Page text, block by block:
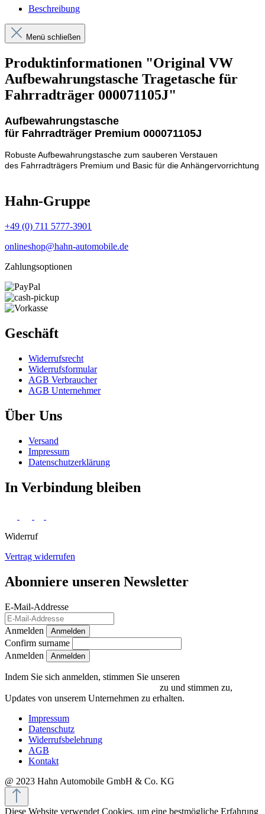
Beschreibung
Menü schließen
Produktinformationen "Original VW
Aufbewahrungstasche Tragetasche für
Fahrradträger 000071105J"
Aufbewahrungstasche
für Fahrradträger Premium 000071105J
Robuste Aufbewahrungstasche zum sauberen Verstauen
des Fahrradträgers Premium und Basic für die Anhängervorrichtung
Hahn-Gruppe
+49 (0) 711 5777-3901
onlineshop@hahn-automobile.de
Zahlungsoptionen
Geschäft
Widerrufs­recht
Widerrufs­formular
AGB Verbraucher
AGB Unternehmer
Über Uns
Versand
Impressum
Daten­schutz­erklärung
In Verbindung bleiben
Widerruf
Vertrag widerrufen
Abonniere unseren Newsletter
E-Mail-Addresse
Anmelden Anmelden
Confirm surname
Anmelden
Indem Sie sich anmelden, stimmen Sie unseren
zu und stimmen zu,
Updates von unserem Unternehmen zu erhalten.
Impressum
Datenschutz
Widerrufsbelehrung
AGB
Kontakt
@ 2023 Hahn Automobile GmbH & Co. KG
Diese Website verwendet Cookies, um eine bestmögliche Erfahrung